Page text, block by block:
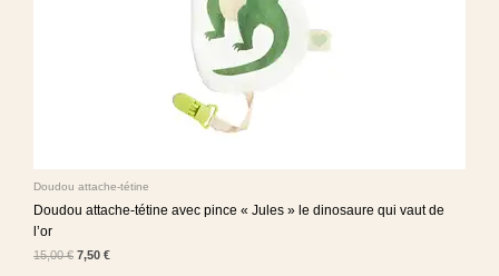
Doudou attache-tétine
Doudou attache-tétine avec pince « Jules » le dinosaure qui vaut de
l’or
15,00€ 7,50 €